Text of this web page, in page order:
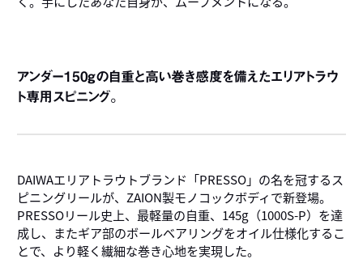
アンダー150gの自重と高い巻き感度を備えたエリアトラウ
ト専用スピニング。
DAIWAエリアトラウトブランド「PRESSO」の名を冠するス
ピニングリールが、ZAION製モノコックボディで新登場。
PRESSOリール史上、最軽量の自重、145g（1000S-P）を達
成し、またギア部のボールベアリングをオイル仕様化するこ
とで、より軽く繊細な巻き心地を実現した。